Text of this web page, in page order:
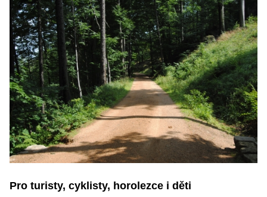
Pro turisty, cyklisty, horolezce i děti